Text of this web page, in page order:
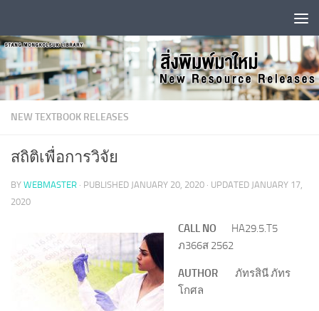
NEW TEXTBOOK RELEASES
สถิติเพื่อการวิจัย
BY WEBMASTER · PUBLISHED JANUARY 20, 2020 · UPDATED JANUARY 17,
2020
CALL NO HA29.5.T5
ภ366ส 2562
AUTHOR ภัทรสินี ภัทร
โกศล